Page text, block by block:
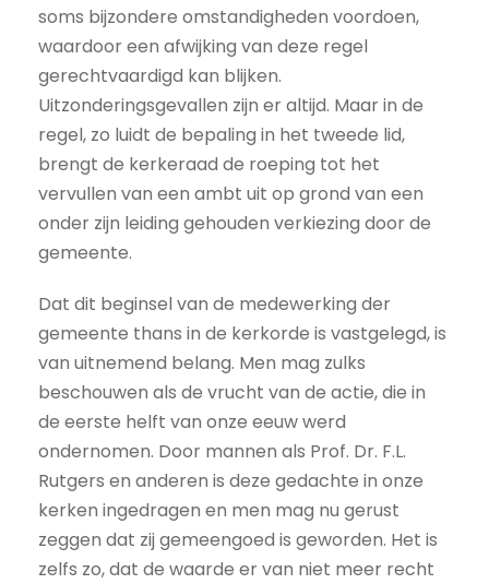
soms bijzondere omstandigheden voordoen,
waardoor een afwijking van deze regel
gerechtvaardigd kan blijken.
Uitzonderingsgevallen zijn er altijd. Maar in de
regel, zo luidt de bepaling in het tweede lid,
brengt de kerkeraad de roeping tot het
vervullen van een ambt uit op grond van een
onder zijn leiding gehouden verkiezing door de
gemeente.
Dat dit beginsel van de medewerking der
gemeente thans in de kerkorde is vastgelegd, is
van uitnemend belang. Men mag zulks
beschouwen als de vrucht van de actie, die in
de eerste helft van onze eeuw werd
ondernomen. Door mannen als Prof. Dr. F.L.
Rutgers en anderen is deze gedachte in onze
kerken ingedragen en men mag nu gerust
zeggen dat zij gemeengoed is geworden. Het is
zelfs zo, dat de waarde er van niet meer recht